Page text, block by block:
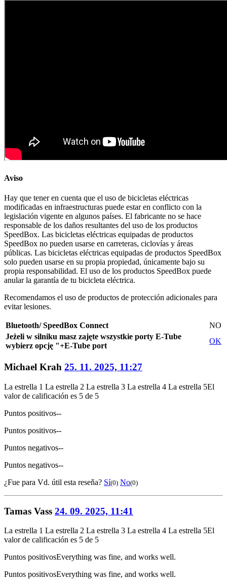
Aviso
Hay que tener en cuenta que el uso de bicicletas eléctricas
modificadas en infraestructuras puede estar en conflicto con la
legislación vigente en algunos países. El fabricante no se hace
responsable de los daños resultantes del uso de los productos
SpeedBox. Las bicicletas eléctricas equipadas de productos
SpeedBox no pueden usarse en carreteras, ciclovías y áreas
públicas. Las bicicletas eléctricas equipadas de productos SpeedBox
solo pueden usarse en su propia propiedad, únicamente bajo su
propia responsabilidad. El uso de los productos SpeedBox puede
anular la garantía de tu bicicleta eléctrica.
Recomendamos el uso de productos de protección adicionales para
evitar lesiones.
Bluetooth/ SpeedBox Connect
NO
Jeżeli w silniku masz zajęte wszystkie porty E-Tube
wybierz opcję "+E-Tube port
OK
Michael Krah 25. 11. 2025, 11:27
La estrella 1 La estrella 2 La estrella 3 La estrella 4 La estrella 5El
valor de calificación es 5 de 5
Puntos positivos--
Puntos positivos--
Puntos negativos--
Puntos negativos--
¿Fue para Vd. útil esta reseňa? Sí(0) No(0)
Tamas Vass 24. 09. 2025, 11:41
La estrella 1 La estrella 2 La estrella 3 La estrella 4 La estrella 5El
valor de calificación es 5 de 5
Puntos positivosEverything was fine, and works well.
Puntos positivosEverything was fine, and works well.